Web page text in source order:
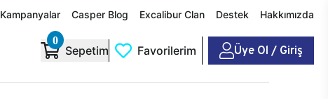
Kampanyalar Casper Blog Excalibur Clan Destek Hakkımızda
0
Sepetim Favorilerim Üye Ol / Giriş